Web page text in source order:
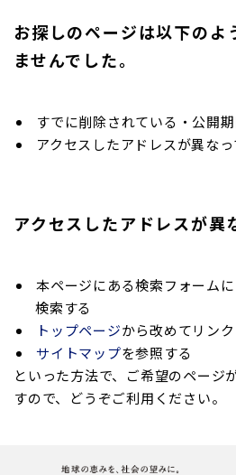
お探しのページは以下のよ
ませんでした。
すでに削除されている・公開
アクセスしたアドレスが異なっ
アクセスしたアドレスが異
本ページにある検索フォーム
検索する
トップページから改めてリン
サイトマップを参照する
といった方法で、ご希望のページ
すので、どうぞご利用ください。